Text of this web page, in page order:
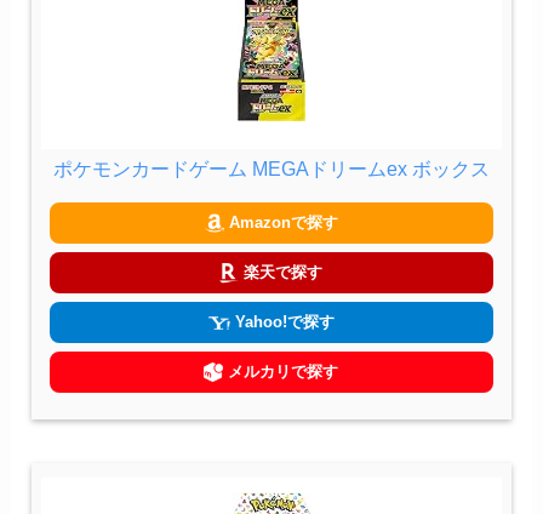
ポケモンカードゲーム MEGAドリームex ボックス
Amazonで探す
楽天で探す
Yahoo!で探す
メルカリで探す